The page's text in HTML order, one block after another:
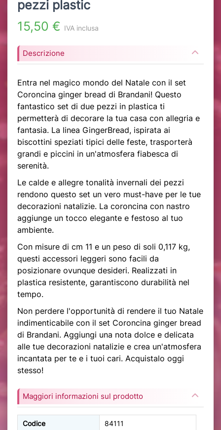
pezzi plastic
15,50 € IVA inclusa
Descrizione
Entra nel magico mondo del Natale con il set
Coroncina ginger bread di Brandani! Questo
fantastico set di due pezzi in plastica ti
permetterà di decorare la tua casa con allegria e
fantasia. La linea GingerBread, ispirata ai
biscottini speziati tipici delle feste, trasporterà
grandi e piccini in un'atmosfera fiabesca di
serenità.
Le calde e allegre tonalità invernali dei pezzi
rendono questo set un vero must-have per le tue
decorazioni natalizie. La coroncina con nastro
aggiunge un tocco elegante e festoso al tuo
ambiente.
Con misure di cm 11 e un peso di soli 0,117 kg,
questi accessori leggeri sono facili da
posizionare ovunque desideri. Realizzati in
plastica resistente, garantiscono durabilità nel
tempo.
Non perdere l'opportunità di rendere il tuo Natale
indimenticabile con il set Coroncina ginger bread
di Brandani. Aggiungi una nota dolce e delicata
alle tue decorazioni natalizie e crea un'atmosfera
incantata per te e i tuoi cari. Acquistalo oggi
stesso!
Maggiori informazioni sul prodotto
Codice 84111